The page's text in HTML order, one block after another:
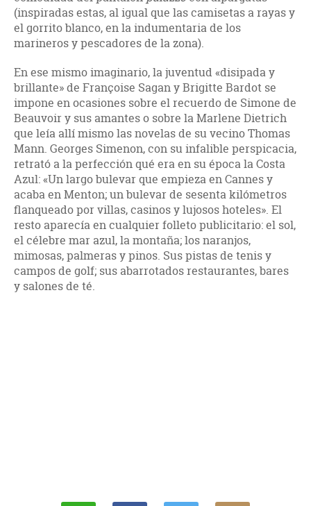
(inspiradas estas, al igual que las camisetas a rayas y
el gorrito blanco, en la indumentaria de los
marineros y pescadores de la zona).
En ese mismo imaginario, la juventud «disipada y
brillante» de Françoise Sagan y Brigitte Bardot se
impone en ocasiones sobre el recuerdo de Simone de
Beauvoir y sus amantes o sobre la Marlene Dietrich
que leía allí mismo las novelas de su vecino Thomas
Mann. Georges Simenon, con su infalible perspicacia,
retrató a la perfección qué era en su época la Costa
Azul: «Un largo bulevar que empieza en Cannes y
acaba en Menton; un bulevar de sesenta kilómetros
flanqueado por villas, casinos y lujosos hoteles». El
resto aparecía en cualquier folleto publicitario: el sol,
el célebre mar azul, la montaña; los naranjos,
mimosas, palmeras y pinos. Sus pistas de tenis y
campos de golf; sus abarrotados restaurantes, bares
y salones de té.